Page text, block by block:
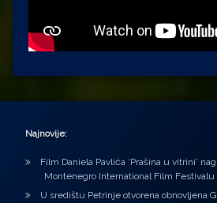
Najnovije:
Film Daniela Pavlića ‘Prašina u vitrini’
Montenegro International Film Festivalu
U središtu Petrinje otvorena obnovljena